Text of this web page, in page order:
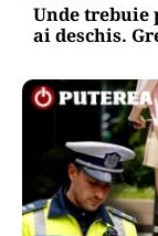
Unde trebuie
ai deschis.